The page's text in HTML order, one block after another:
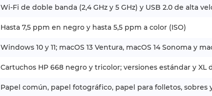
Wi‑Fi de doble banda (2,4 GHz y 5 GHz) y USB 2.0 de alta
Hasta 7,5 ppm en negro y hasta 5,5 ppm a color (ISO)
Windows 10 y 11; macOS 13 Ventura, macOS 14 Sonoma y
Cartuchos HP 668 negro y tricolor; versiones estándar y XL
Papel común, papel fotográfico, papel para folletos,